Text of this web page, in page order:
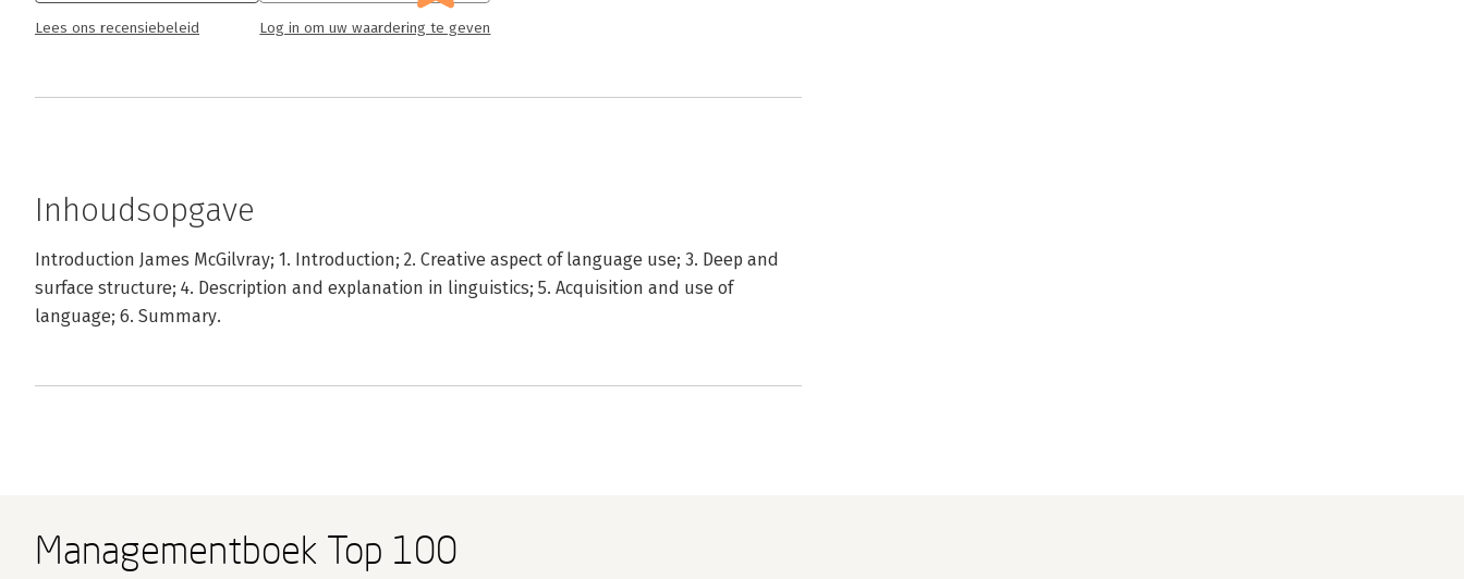
Lees ons recensiebeleid Log in om uw waardering te geven
Inhoudsopgave
Introduction James McGilvray; 1. Introduction; 2. Creative aspect of language use; 3. Deep and
surface structure; 4. Description and explanation in linguistics; 5. Acquisition and use of
language; 6. Summary.
Managementboek Top 100